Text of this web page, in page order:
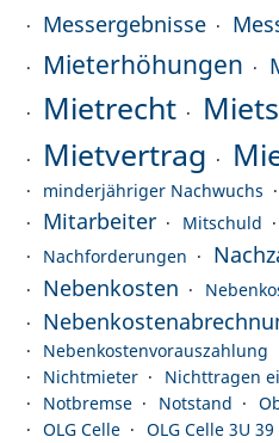
Messergebnisse
Mieterhöhungen
Mietrecht
Mietvertrag
minderjähriger Nachwuchs
Mitarbeiter Mitschuld
Nachforderungen
Nebenkosten
Nebenkostenvorauszahlung
Nichtmieter
Nichttragen
Notbremse
Notstand
OLG Celle
OLG Celle 3U 39